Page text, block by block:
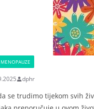
dphr
se trudimo tijekom svih